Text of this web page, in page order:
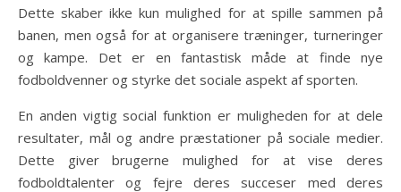
Dette skaber ikke kun mulighed for at spille sammen på
banen, men også for at organisere træninger, turneringer
og kampe. Det er en fantastisk måde at finde nye
fodboldvenner og styrke det sociale aspekt af sporten.
En anden vigtig social funktion er muligheden for at dele
resultater, mål og andre præstationer på sociale medier.
Dette giver brugerne mulighed for at vise deres
fodboldtalenter og fejre deres succeser med deres